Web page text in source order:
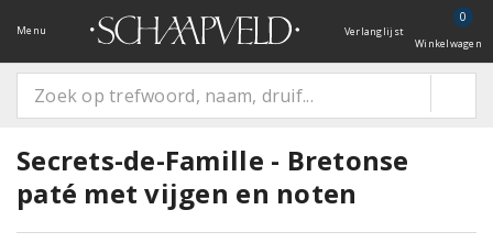
Menu Verlanglijst
0
Winkelwagen
Secrets-de-Famille - Bretonse
paté met vijgen en noten